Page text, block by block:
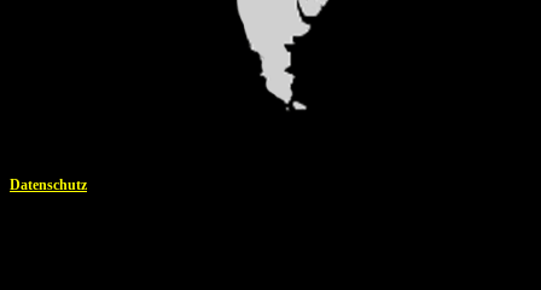
Datenschutz